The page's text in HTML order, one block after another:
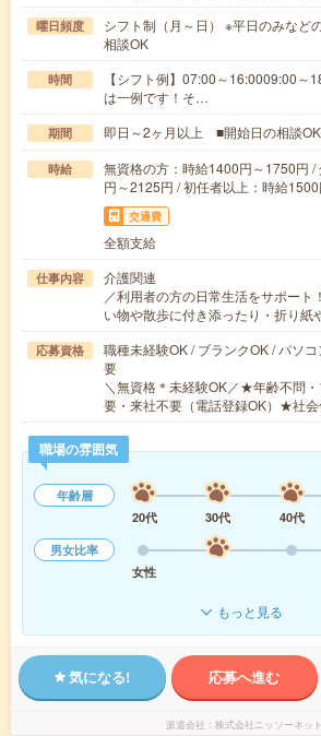
曜日頻度
シフト制（月～日） ※平日のみなど
相談OK
時間
【シフト例】07:00～16:0009:00～
は一例です！そ…
期間 即日～2ヶ月以上 ■開始日の相談OK
時給
無資格の方：時給1400円～1750円 /
円～2125円 / 初任者以上：時給
交通費
全額支給
仕事内容
介護関連
／利用者の方の日常生活をサポー
い物や散歩に付き添ったり・折り
応募資格
職種未経験OK / ブランクOK / パソ
要
＼無資格＊未経験OK／★年齢不問
要・来社不要（電話登録OK）★社
職場の雰囲気
年齢層
20代
30代 40代
男女比率
女性
もっと見る
気になる! 応募へ進む
派遣会社 株式会社ニッソーネット